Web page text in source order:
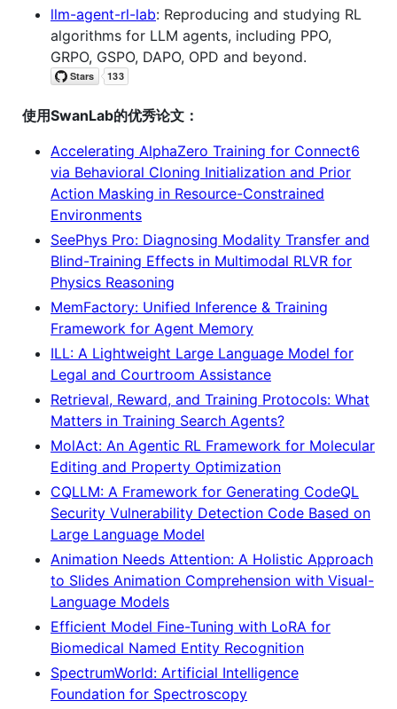
llm-agent-rl-lab: Reproducing and studying RL
algorithms for LLM agents, including PPO,
GRPO, GSPO, DAPO, OPD and beyond.
使用SwanLab的优秀论文：
Accelerating AlphaZero Training for Connect6
via Behavioral Cloning Initialization and Prior
Action Masking in Resource-Constrained
Environments
SeePhys Pro: Diagnosing Modality Transfer and
Blind-Training Effects in Multimodal RLVR for
Physics Reasoning
MemFactory: Unified Inference & Training
Framework for Agent Memory
ILL: A Lightweight Large Language Model for
Legal and Courtroom Assistance
Retrieval, Reward, and Training Protocols: What
Matters in Training Search Agents?
MolAct: An Agentic RL Framework for Molecular
Editing and Property Optimization
CQLLM: A Framework for Generating CodeQL
Security Vulnerability Detection Code Based on
Large Language Model
Animation Needs Attention: A Holistic Approach
to Slides Animation Comprehension with Visual-
Language Models
Efficient Model Fine-Tuning with LoRA for
Biomedical Named Entity Recognition
SpectrumWorld: Artificial Intelligence
Foundation for Spectroscopy